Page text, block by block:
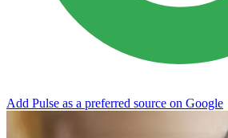
Add Pulse as a preferred source on Google